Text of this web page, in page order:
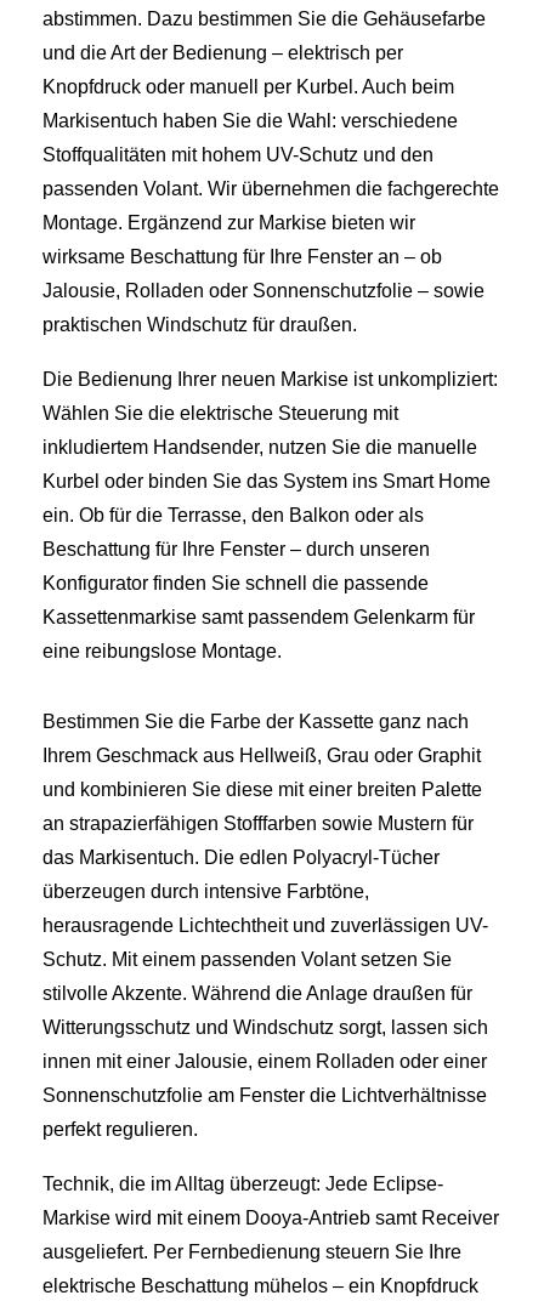
abstimmen. Dazu bestimmen Sie die Gehäusefarbe
und die Art der Bedienung – elektrisch per
Knopfdruck oder manuell per Kurbel. Auch beim
Markisentuch haben Sie die Wahl: verschiedene
Stoffqualitäten mit hohem UV-Schutz und den
passenden Volant. Wir übernehmen die fachgerechte
Montage. Ergänzend zur Markise bieten wir
wirksame Beschattung für Ihre Fenster an – ob
Jalousie, Rolladen oder Sonnenschutzfolie – sowie
praktischen Windschutz für draußen.
Die Bedienung Ihrer neuen Markise ist unkompliziert:
Wählen Sie die elektrische Steuerung mit
inkludiertem Handsender, nutzen Sie die manuelle
Kurbel oder binden Sie das System ins Smart Home
ein. Ob für die Terrasse, den Balkon oder als
Beschattung für Ihre Fenster – durch unseren
Konfigurator finden Sie schnell die passende
Kassettenmarkise samt passendem Gelenkarm für
eine reibungslose Montage.
Bestimmen Sie die Farbe der Kassette ganz nach
Ihrem Geschmack aus Hellweiß, Grau oder Graphit
und kombinieren Sie diese mit einer breiten Palette
an strapazierfähigen Stofffarben sowie Mustern für
das Markisentuch. Die edlen Polyacryl-Tücher
überzeugen durch intensive Farbtöne,
herausragende Lichtechtheit und zuverlässigen UV-
Schutz. Mit einem passenden Volant setzen Sie
stilvolle Akzente. Während die Anlage draußen für
Witterungsschutz und Windschutz sorgt, lassen sich
innen mit einer Jalousie, einem Rolladen oder einer
Sonnenschutzfolie am Fenster die Lichtverhältnisse
perfekt regulieren.
Technik, die im Alltag überzeugt: Jede Eclipse-
Markise wird mit einem Dooya-Antrieb samt Receiver
ausgeliefert. Per Fernbedienung steuern Sie Ihre
elektrische Beschattung mühelos – ein Knopfdruck